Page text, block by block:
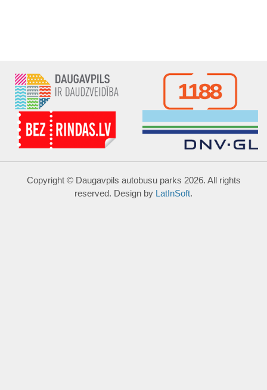
Copyright © Daugavpils autobusu parks 2026. All rights
reserved. Design by LatInSoft.